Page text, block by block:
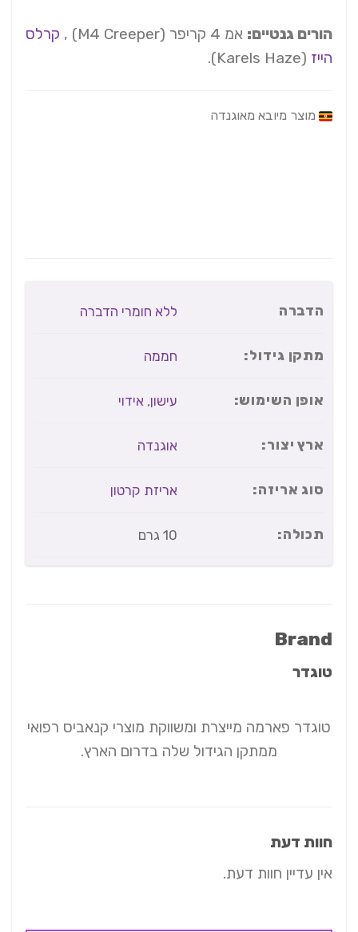
הורים גנטיים:אמ 4 קריפר (M4 Creeper) ,
קרלס
הייז(Karels Haze).
מוצר מיובא מאוגנדה
הדברה ללא חומרי הדברה
מתקן גידול: חממה
אופן השימוש: עישון,אידוי
ארץ יצור: אוגנדה
סוג אריזה: אריזת קרטון
תכולה: 10 גרם
Brand
טוגדר
טוגדר פארמה מייצרת ומשווקת מוצרי קנאביס רפואי
ממתקן הגידול שלה בדרום הארץ.
חוות דעת
אין עדיין חוות דעת.